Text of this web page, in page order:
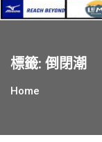
標籤: 倒閉潮
Home